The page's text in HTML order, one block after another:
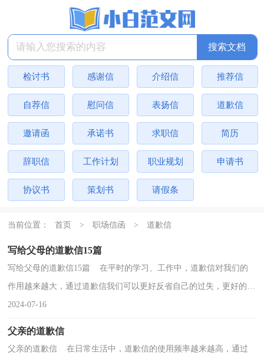
检讨书 感谢信 介绍信 推荐信
自荐信 慰问信 表扬信 道歉信
邀请函 承诺书 求职信 简历
辞职信 工作计划 职业规划 申请书
协议书 策划书 请假条
当前位置： 首页 > 职场信函 > 道歉信
写给父母的道歉信15篇
写给父母的道歉信15篇 在平时的学习、工作中，道歉信对我们的
作用越来越大，通过道歉信我们可以更好反省自己的过失，更好的向
对方表示陪礼道歉。道歉信的注意事项有许多，你确定...
2024-07-16
父亲的道歉信
父亲的道歉信 在日常生活中，道歉信的使用频率越来越高，通过